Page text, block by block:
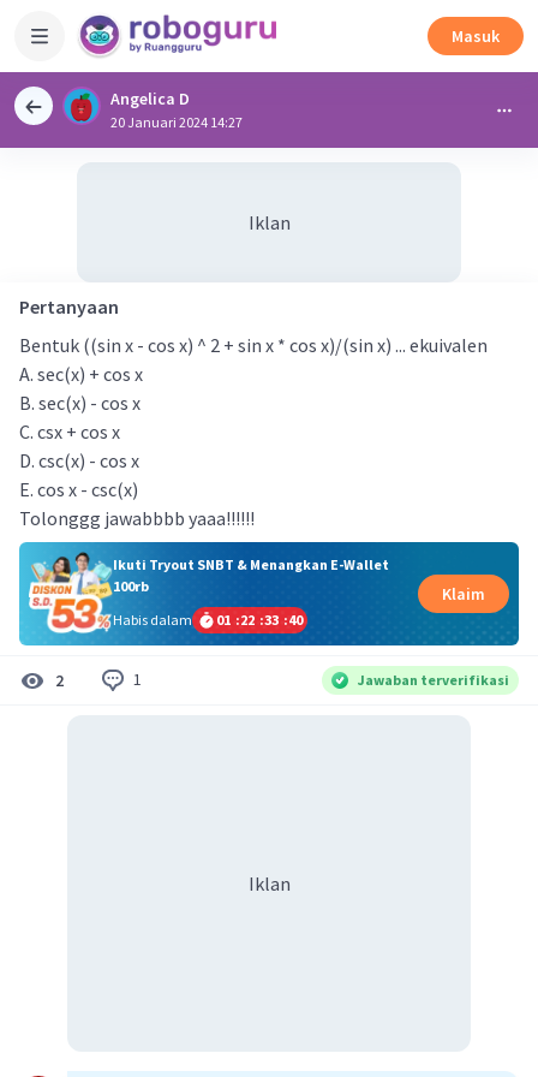
Masuk
Angelica D
20 Januari 2024 14:27
Iklan
Pertanyaan
Bentuk ((sin x - cos x) ^ 2 + sin x * cos x)/(sin x) ... ekuivalen
A. sec(x) + cos x
B. sec(x) - cos x
C. csx + cos x
D. csc(x) - cos x
E. cos x - csc(x)
Tolonggg jawabbbb yaaa!!!!!!
Ikuti Tryout SNBT & Menangkan E-Wallet
100rb
Habis dalam
01 :22 :33 :40
Klaim
2 1 Jawaban terverifikasi
Iklan